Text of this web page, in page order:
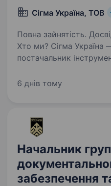
Сігма Україна, ТОВ
Повна зайнятість.
Хто ми? Сігма Україна
постачальник
досвідом. Ми працюємо
6 днів тому
Начальник
забезпечення